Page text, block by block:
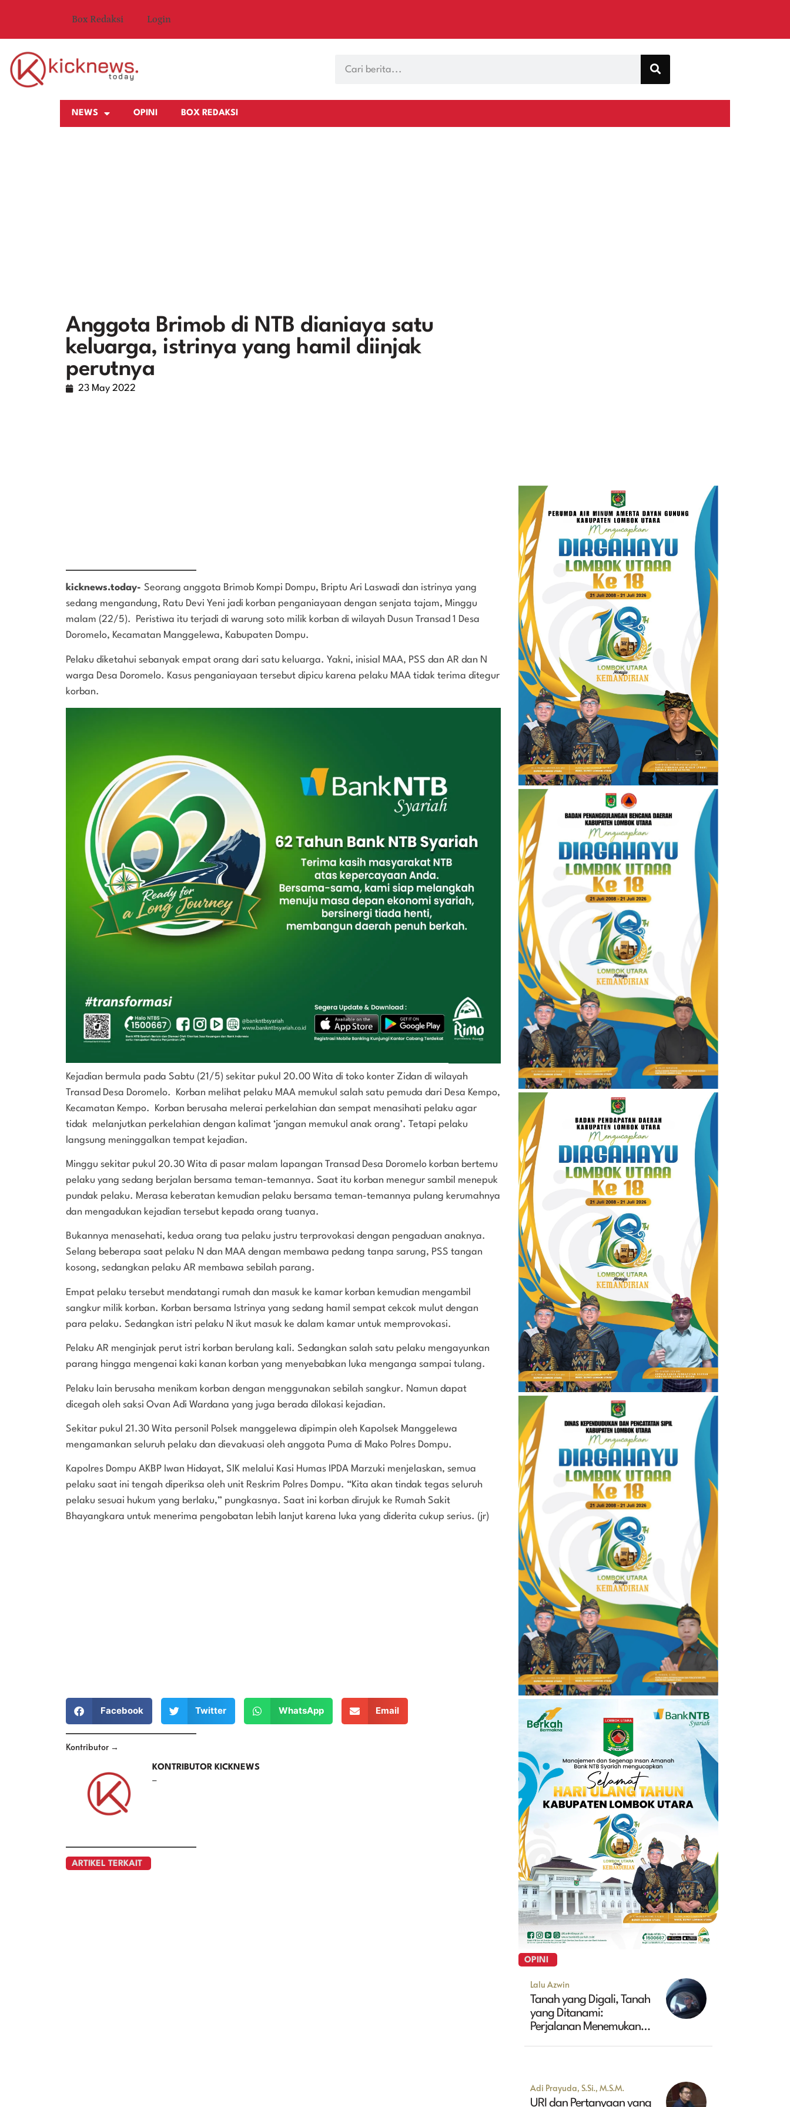
Box Redaksi Login
NEWS OPINI BOX REDAKSI
Anggota Brimob di NTB dianiaya satu
keluarga, istrinya yang hamil diinjak
perutnya
23 May 2022
kicknews.today- Seorang anggota Brimob Kompi Dompu, Briptu Ari Laswadi dan istrinya yang
sedang mengandung, Ratu Devi Yeni jadi korban penganiayaan dengan senjata tajam, Minggu
malam (22/5). Peristiwa itu terjadi di warung soto milik korban di wilayah Dusun Transad 1 Desa
Doromelo, Kecamatan Manggelewa, Kabupaten Dompu.
Pelaku diketahui sebanyak empat orang dari satu keluarga. Yakni, inisial MAA, PSS dan AR dan N
warga Desa Doromelo. Kasus penganiayaan tersebut dipicu karena pelaku MAA tidak terima ditegur
korban.
Kejadian bermula pada Sabtu (21/5) sekitar pukul 20.00 Wita di toko konter Zidan di wilayah
Transad Desa Doromelo. Korban melihat pelaku MAA memukul salah satu pemuda dari Desa Kempo,
Kecamatan Kempo. Korban berusaha melerai perkelahian dan sempat menasihati pelaku agar
tidak melanjutkan perkelahian dengan kalimat ‘jangan memukul anak orang’. Tetapi pelaku
langsung meninggalkan tempat kejadian.
Minggu sekitar pukul 20.30 Wita di pasar malam lapangan Transad Desa Doromelo korban bertemu
pelaku yang sedang berjalan bersama teman-temannya. Saat itu korban menegur sambil menepuk
pundak pelaku. Merasa keberatan kemudian pelaku bersama teman-temannya pulang kerumahnya
dan mengadukan kejadian tersebut kepada orang tuanya.
Bukannya menasehati, kedua orang tua pelaku justru terprovokasi dengan pengaduan anaknya.
Selang beberapa saat pelaku N dan MAA dengan membawa pedang tanpa sarung, PSS tangan
kosong, sedangkan pelaku AR membawa sebilah parang.
Empat pelaku tersebut mendatangi rumah dan masuk ke kamar korban kemudian mengambil
sangkur milik korban. Korban bersama Istrinya yang sedang hamil sempat cekcok mulut dengan
para pelaku. Sedangkan istri pelaku N ikut masuk ke dalam kamar untuk memprovokasi.
Pelaku AR menginjak perut istri korban berulang kali. Sedangkan salah satu pelaku mengayunkan
parang hingga mengenai kaki kanan korban yang menyebabkan luka menganga sampai tulang.
Pelaku lain berusaha menikam korban dengan menggunakan sebilah sangkur. Namun dapat
dicegah oleh saksi Ovan Adi Wardana yang juga berada dilokasi kejadian.
Sekitar pukul 21.30 Wita personil Polsek manggelewa dipimpin oleh Kapolsek Manggelewa
mengamankan seluruh pelaku dan dievakuasi oleh anggota Puma di Mako Polres Dompu.
Kapolres Dompu AKBP Iwan Hidayat, SIK melalui Kasi Humas IPDA Marzuki menjelaskan, semua
pelaku saat ini tengah diperiksa oleh unit Reskrim Polres Dompu. “Kita akan tindak tegas seluruh
pelaku sesuai hukum yang berlaku,” pungkasnya. Saat ini korban dirujuk ke Rumah Sakit
Bhayangkara untuk menerima pengobatan lebih lanjut karena luka yang diderita cukup serius. (jr)
Facebook Twitter WhatsApp Email
Kontributor →
KONTRIBUTOR KICKNEWS
–
ARTIKEL TERKAIT
OPINI
Lalu Azwin
Tanah yang Digali, Tanah
yang Ditanami:
Perjalanan Menemukan
Adi Prayuda, S.Si., M.S.M.
URI dan Pertanyaan yang